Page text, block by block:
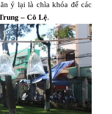
ý lại là chìa khóa để các
– Cô Lệ.